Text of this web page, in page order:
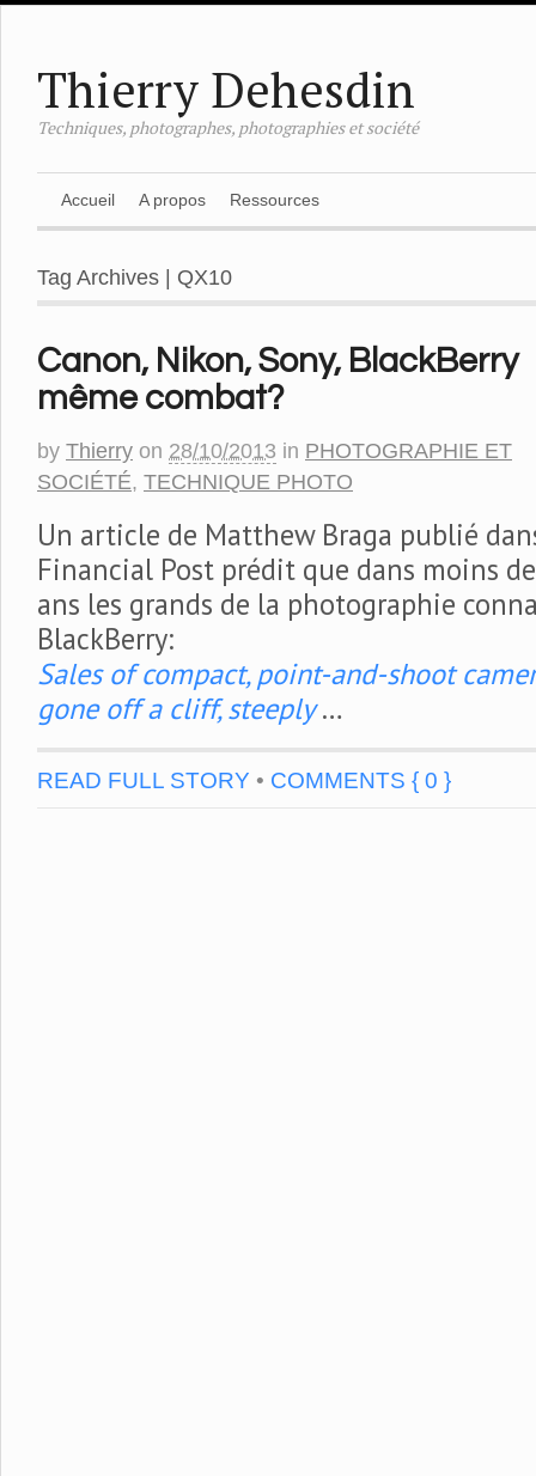
Thierry Dehesdin
Techniques, photographes, photographies et société
Accueil A propos Ressources
Tag Archives | QX10
Canon, Nikon, Sony, BlackBerry
même combat?
by Thierry on 28/10/2013 in PHOTOGRAPHIE ET
SOCIÉTÉ, TECHNIQUE PHOTO
Un article de Matthew Braga publié
Financial Post prédit que dans moins
ans les grands de la photographie
BlackBerry:
Sales of compact, point-and-shoot
gone off a cliff, steeply…
READ FULL STORY • COMMENTS { 0 }